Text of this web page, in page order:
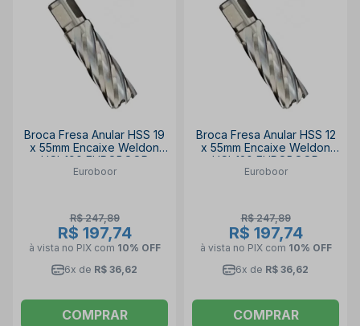
Broca Fresa Anular HSS 19
x 55mm Encaixe Weldon
HCL.190 EUROBOOR
Euroboor
R$ 247,89
R$ 197,74
à vista no PIX com 10% OFF
6x de R$ 36,62
COMPRAR
Broca Fresa Anular HSS 12
x 55mm Encaixe Weldon
HCL.120 EUROBOOR
Euroboor
R$ 247,89
R$ 197,74
à vista no PIX com 10% OFF
6x de R$ 36,62
COMPRAR